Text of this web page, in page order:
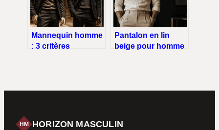
Mannequin homme
: 3 critères
Pantalon en lin
beige pour homme
HM HORIZON MASCULIN